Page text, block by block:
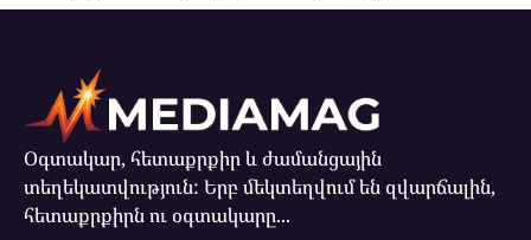
Օգտակար, հետաքրքիր և ժամանցային
տեղեկատվություն: Երբ մեկտեղվում են զվարճալին,
հետաքրքիրն ու օգտակարը...